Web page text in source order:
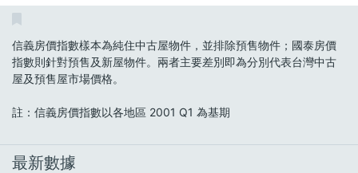
信義房價指數樣本為純住中古屋物件，並排除預售物件；國泰房價
指數則針對預售及新屋物件。兩者主要差別即為分別代表台灣中古
屋及預售屋市場價格。
註：信義房價指數以各地區 2001 Q1 為基期
最新數據